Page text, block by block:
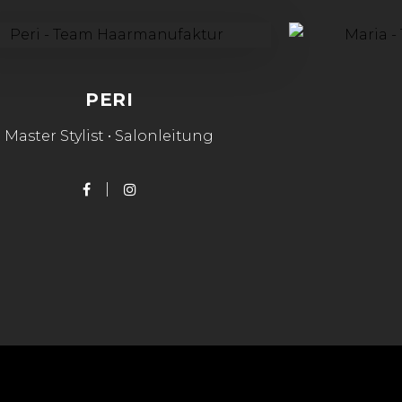
PERI
Master Stylist • Salonleitung